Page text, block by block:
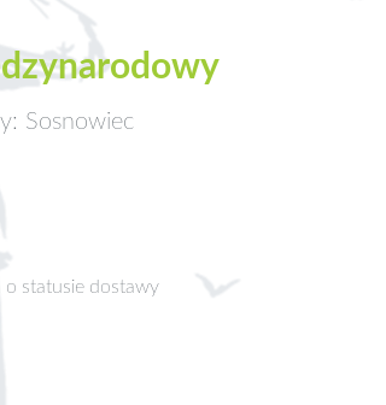
Sosnowiec
o statusie dostawy